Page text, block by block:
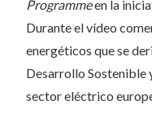
Programmeen la
Durante el vídeo
energéticos que se
Desarrollo Sostenible
sector eléctrico